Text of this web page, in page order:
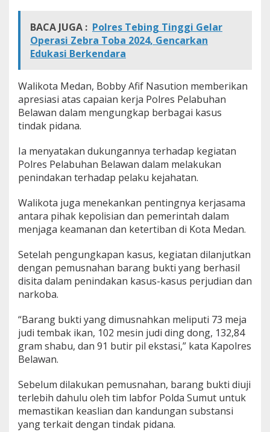
BACA JUGA : Polres Tebing Tinggi Gelar
Operasi Zebra Toba 2024, Gencarkan
Edukasi Berkendara
Walikota Medan, Bobby Afif Nasution memberikan
apresiasi atas capaian kerja Polres Pelabuhan
Belawan dalam mengungkap berbagai kasus
tindak pidana.
Ia menyatakan dukungannya terhadap kegiatan
Polres Pelabuhan Belawan dalam melakukan
penindakan terhadap pelaku kejahatan.
Walikota juga menekankan pentingnya kerjasama
antara pihak kepolisian dan pemerintah dalam
menjaga keamanan dan ketertiban di Kota Medan.
Setelah pengungkapan kasus, kegiatan dilanjutkan
dengan pemusnahan barang bukti yang berhasil
disita dalam penindakan kasus-kasus perjudian dan
narkoba.
“Barang bukti yang dimusnahkan meliputi 73 meja
judi tembak ikan, 102 mesin judi ding dong, 132,84
gram shabu, dan 91 butir pil ekstasi,” kata Kapolres
Belawan.
Sebelum dilakukan pemusnahan, barang bukti diuji
terlebih dahulu oleh tim labfor Polda Sumut untuk
memastikan keaslian dan kandungan substansi
yang terkait dengan tindak pidana.